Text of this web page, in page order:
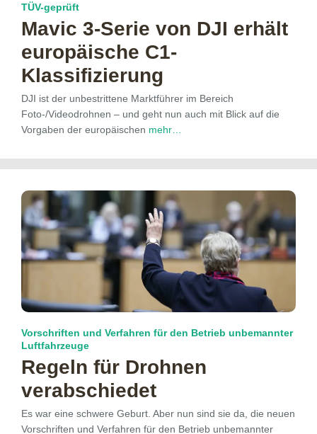
TÜV-geprüft
Mavic 3-Serie von DJI erhält
europäische C1-
Klassifizierung
DJI ist der unbestrittene Marktführer im Bereich
Foto-/Videodrohnen – und geht nun auch mit Blick auf die
Vorgaben der europäischen mehr…
Vorschriften und Verfahren für den Betrieb unbemannter
Luftfahrzeuge
Regeln für Drohnen
verabschiedet
Es war eine schwere Geburt. Aber nun sind sie da, die neuen
Vorschriften und Verfahren für den Betrieb unbemannter